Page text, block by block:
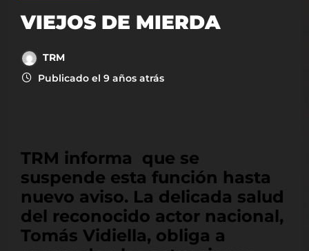
VIEJOS DE MIERDA
TRM
Publicado el 9 años atrás
TRM informa que se
suspende esta función hasta
nuevo aviso. La delicada salud
del reconocido actor nacional,
Tomás Vidiella, obliga a